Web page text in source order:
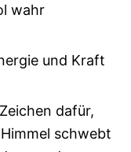
wahr
und Kraft
dafür,
schwebt